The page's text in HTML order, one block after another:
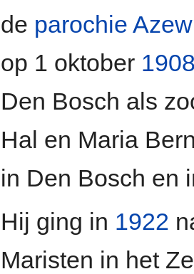
de parochie
op 1 oktober
Den Bosch als
Hal en Maria
in Den Bosch en
Hij ging in 1922
Maristen in het